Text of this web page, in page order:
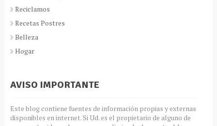
Reciclamos
Recetas Postres
Belleza
Hogar
AVISO IMPORTANTE
Este blog contiene fuentes de información propias y externas
disponibles en internet. Si Ud. es el propietario de alguno de